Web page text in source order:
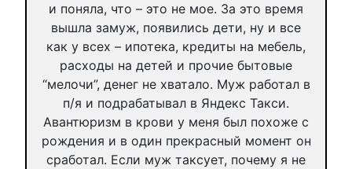
и поняла, что – это не мое. За это время
вышла замуж, появились дети, ну и все
как у всех – ипотека, кредиты на мебель,
расходы на детей и прочие бытовые
“мелочи”, денег не хватало. Муж работал в
п/я и подрабатывал в Яндекс Такси.
Авантюризм в крови у меня был похоже с
рождения и в один прекрасный момент он
сработал. Если муж таксует, почему я не